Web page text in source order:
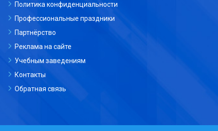
Политика конфиденциальности
Профессиональные праздники
Партнёрство
Реклама на сайте
Учебным заведениям
Контакты
Обратная связь